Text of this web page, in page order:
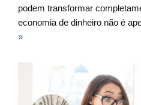
podem transformar
economia de dinheiro não é
»